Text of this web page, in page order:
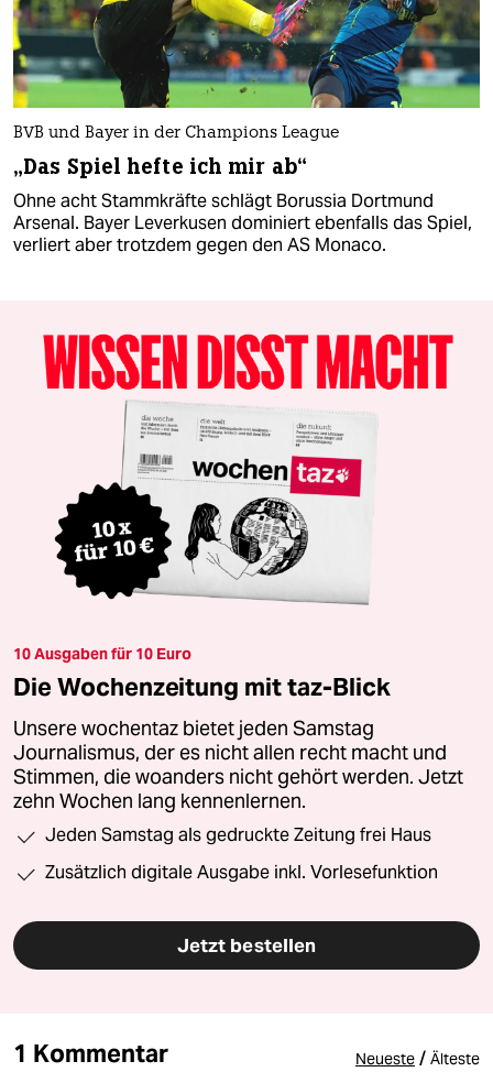
BVB und Bayer in der Champions League
„Das Spiel hefte ich mir ab“
Ohne acht Stammkräfte schlägt Borussia Dortmund
Arsenal. Bayer Leverkusen dominiert ebenfalls das Spiel,
verliert aber trotzdem gegen den AS Monaco.
10 Ausgaben für 10 Euro
Die Wochenzeitung mit taz-Blick
Unsere wochentaz bietet jeden Samstag
Journalismus, der es nicht allen recht macht und
Stimmen, die woanders nicht gehört werden. Jetzt
zehn Wochen lang kennenlernen.
Jeden Samstag als gedruckte Zeitung frei Haus
Zusätzlich digitale Ausgabe inkl. Vorlesefunktion
Jetzt bestellen
1 Kommentar Neueste / Älteste